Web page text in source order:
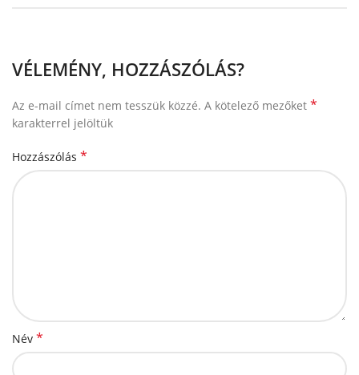
VÉLEMÉNY, HOZZÁSZÓLÁS?
Az e-mail címet nem tesszük közzé. A kötelező mezőket *
karakterrel jelöltük
Hozzászólás *
Név *